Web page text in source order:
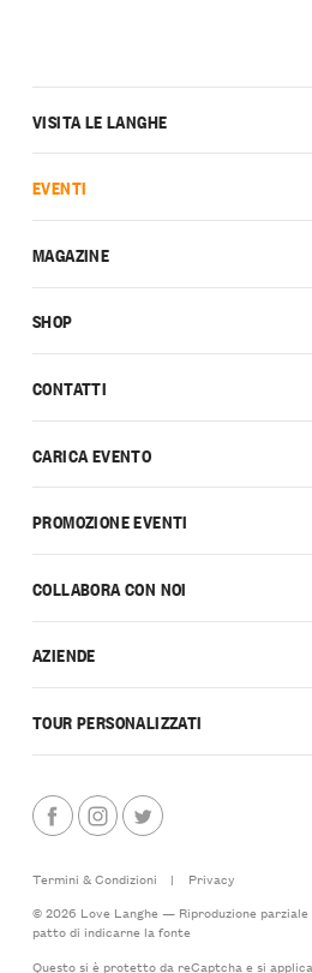
CONTATTI
CARICA EVENTO
PROMOZIONE EVENTI
COLLABORA CON NOI
AZIENDE
TOUR PERSONALIZZATI
VISITA LE LANGHE
EVENTI
MAGAZINE
SHOP
Termini & Condizioni |
Privacy
© 2026 Love Langhe — Riproduzione
patto di indicarne la fonte
Questo si è protetto da reCaptcha e si